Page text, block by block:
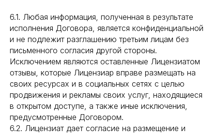
6.1. Любая информация, полученная в результате
исполнения Договора, является конфиденциальной
и не подлежит разглашению третьим лицам без
письменного согласия другой стороны.
Исключением являются оставленные Лицензиатом
отзывы, которые Лицензиар вправе размещать на
своих ресурсах и в социальных сетях с целью
продвижения и рекламы своих услуг, находящиеся
в открытом доступе, а также иные исключения,
предусмотренные Договором.
6.2. Лицензиат дает согласие на размещение и